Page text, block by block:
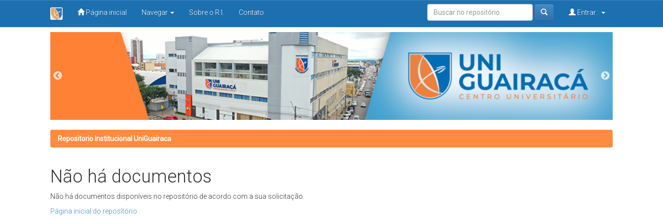
Página inicial Navegar Sobre o R.I. Contato Entrar :
Repositorio Institucional UniGuairaca
Não há documentos
Não há documentos disponíveis no repositório de acordo com a sua solicitação.
Página inicial do repositório